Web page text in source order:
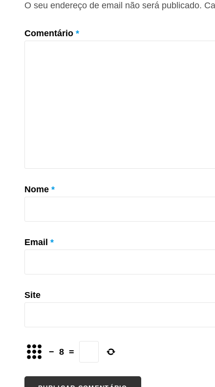
O seu endereço de email não será publicado.
Comentário *
Nome *
Email *
Site
− 8 =